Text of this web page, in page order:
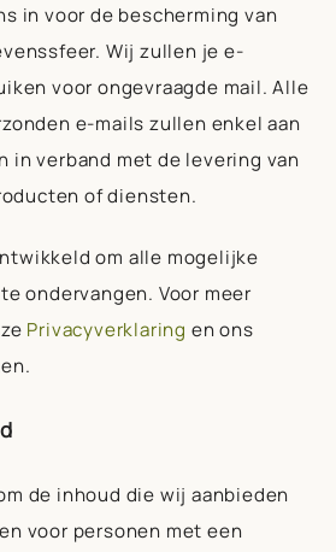
in voor de bescherming van
Wij zullen je e-
voor ongevraagde mail. Alle
e-mails zullen enkel aan
in verband met de levering van
of diensten.
om alle mogelijke
ondervangen. Voor meer
Privacyverklaring en ons
de inhoud die wij aanbieden
voor personen met een